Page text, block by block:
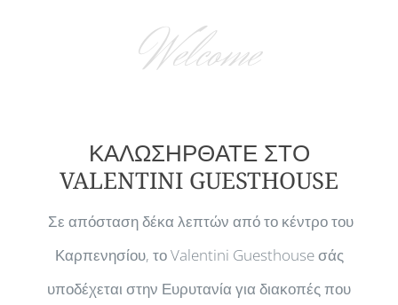
Welcome
ΚΑΛΩΣΗΡΘΑΤΕ ΣΤΟ
VALENTINI GUESTHOUSE
Σε απόσταση δέκα λεπτών από το κέντρο του
Καρπενησίου, το Valentini Guesthouse σάς
υποδέχεται στην Ευρυτανία για διακοπές που